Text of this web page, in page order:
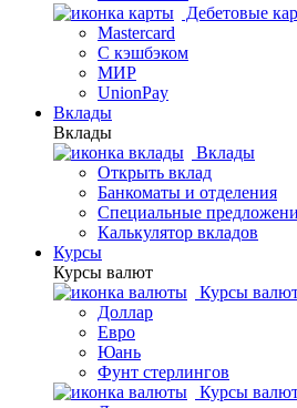
Дебетовые
Mastercard
С кэшбэком
МИР
UnionPay
Вклады
Вклады
Вклады
Открыть вклад
Банкоматы и отделения
Специальные
Калькулятор вкладов
Курсы
Курсы валют
Курсы
Доллар
Евро
Юань
Фунт стерлингов
Курсы